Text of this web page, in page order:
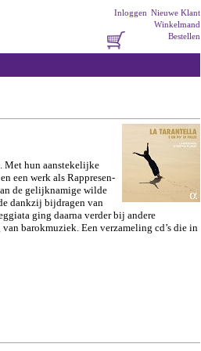
Nieuwe Klant
Inloggen
Winkelmand
Bestellen
Met hun aanstekelijke
een werk als Rappresen-
de gelijknamige wilde
dankzij bijdragen van
ging daarna verder bij andere
barokmuziek. Een verzameling cd’s die in